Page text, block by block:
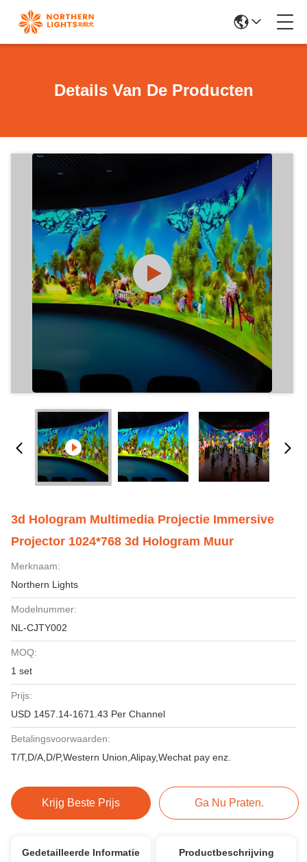
Details Van De Producten
3d Hologram Multimedia Projectie Immersive
Projector 1024*768 3d Hologram Muur
Merknaam:
Northern Lights
Modelnummer:
NL-CJTY002
MOQ:
1 set
Prijs:
USD 1457.14-1671.43 Per Channel
Betalingsvoorwaarden:
T/T,D/A,D/P,Western Union,Alipay,Wechat pay enz.
Krijg Beste Prijs Ga Nu Praten.
Gedetailleerde Informatie Productbeschrijving